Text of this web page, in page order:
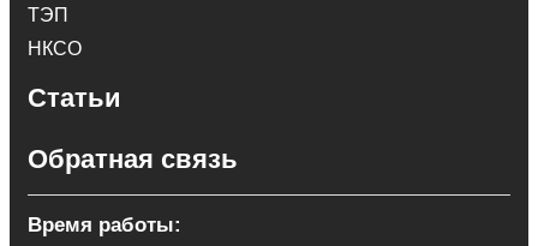
ТЭП
НКСО
Статьи
Обратная связь
Время работы: